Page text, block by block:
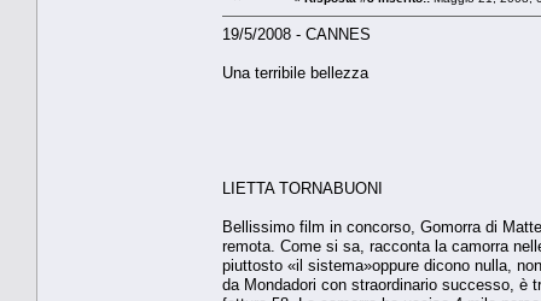
19/5/2008 - CANNES
Una terribile bellezza
LIETTA TORNABUONI
Bellissimo film in concorso, Gomorra di
remota. Come si sa, racconta la camorra
piuttosto «il sistema»oppure dicono nulla,
da Mondadori con straordinario successo, è